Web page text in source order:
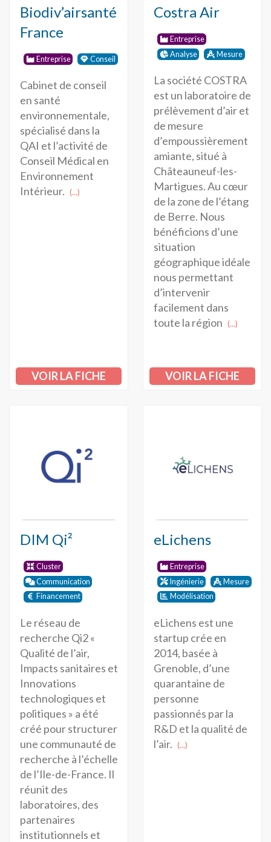
Biodiv’airsanté
France
Entreprise Conseil
Cabinet de conseil
en santé
environnementale,
spécialisé dans la
QAI et l’activité de
Conseil Médical en
Environnement
Intérieur. (...)
VOIR LA FICHE
Costra Air
Entreprise
Analyse
Mesure
La société COSTRA
est un laboratoire de
prélèvement d’air et
de mesure
d’empoussièrement
amiante, situé à
Châteauneuf-les-
Martigues. Au cœur
de la zone de l’étang
de Berre. Nous
bénéficions d’une
situation
géographique idéale
nous permettant
d’intervenir
facilement dans
toute la région (...)
VOIR LA FICHE
DIM Qi²
Cluster
Communication
Financement
Le réseau de
recherche Qi2 «
Qualité de l’air,
Impacts sanitaires et
Innovations
technologiques et
politiques » a été
créé pour structurer
une communauté de
recherche à l’échelle
de l’Ile-de-France. Il
réunit des
laboratoires, des
partenaires
institutionnels et
eLichens
Entreprise
Ingénierie
Mesure
Modélisation
eLichens est une
startup crée en
2014, basée à
Grenoble, d’une
quarantaine de
personne
passionnés par la
R&D et la qualité de
l’air. (...)